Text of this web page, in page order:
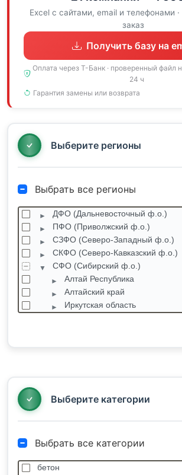
Excel с сайтами, email и телефонами
заказ
Получить базу на
Оплата через Т-Банк · проверенный файл
24 ч
Гарантия замены или возврата
Выберите регионы
Выбрать все регионы
ДФО (Дальневосточный ф.о.)
ПФО (Приволжский ф.о.)
СЗФО (Северо-Западный ф.о.)
СКФО (Северо-Кавказский ф.о.)
СФО (Сибирский ф.о.)
Алтай Республика
Алтайский край
Иркутская область
Выберите категории
Выбрать все категории
бетон